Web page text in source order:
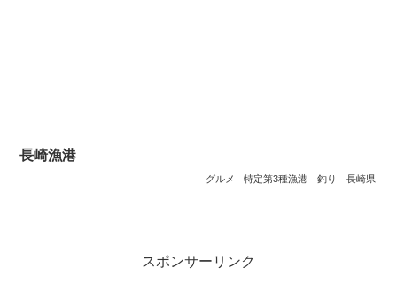
長崎漁港
グルメ 特定第3種漁港 釣り 長崎県
スポンサーリンク